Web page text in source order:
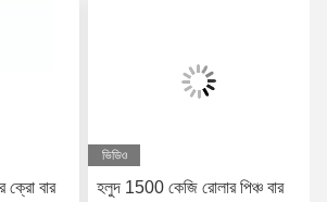
বার
ভিডিও
হলুদ 1500 কেজি রোলার পিঞ্চ বার